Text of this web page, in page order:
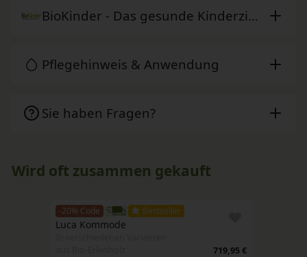
BioKinder - Das gesunde Kinderzimmer
Pflegehinweis & Anwendung
Sie haben Fragen?
Wird oft zusammen gekauft
-20% Code Bestseller
Luca Kommode
719,95 €